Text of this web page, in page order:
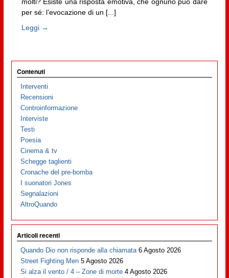
molti? Esiste una risposta emotiva, che ognuno può dare
per sé: l’evocazione di un [...]
Leggi →
Contenuti
Interventi
Recensioni
Controinformazione
Interviste
Testi
Poesia
Cinema & tv
Schegge taglienti
Cronache del pre-bomba
I suonatori Jones
Segnalazioni
AltroQuando
Articoli recenti
Quando Dio non risponde alla chiamata 6 Agosto 2026
Street Fighting Men 5 Agosto 2026
Si alza il vento / 4 – Zone di morte 4 Agosto 2026